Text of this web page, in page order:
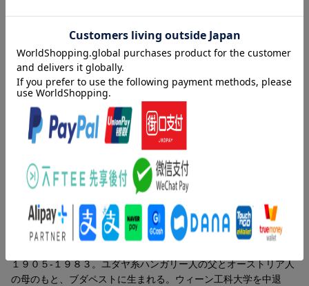
目次（「BOOK」データベースより）
プロローグ 新しい暦（ポスト・ヒロシマの課題／借りものの時
間のなかの虚構 ほか）／第１部 システムとは何か（ホロンが
つくる開かれたシステム／エロスとタナトスを超えて ほか）／
第２部 創造的精神（ユーモアとウィット／科学における発見
術 ほか）／第３部 創造的進化（崩れゆく砦／ラマルク再訪
ほか）／第４部 新しい地平（自由意志とヒエラルキー／物質と
精神の対話 ほか）
著者情報（「BOOK」データベースより）
１９０５-１９８３。ユダヤ系ハンガリー人の父とオーストリア人
の母のもと、ブダペストに生まれる。ウィーン工科大学を中退